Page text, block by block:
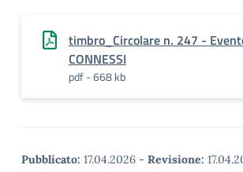
timbro_Circolare n. 247 -
CONNESSI
pdf - 668 kb
Pubblicato: 17.04.2026 - Revisione: